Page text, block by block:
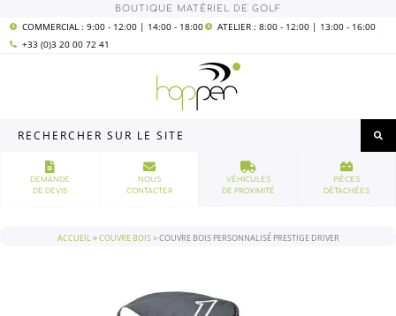
contenu
BOUTIQUE MATÉRIEL DE GOLF
COMMERCIAL : 9:00 - 12:00 | 14:00 - 18:00
ATELIER : 8:00 - 12:00 | 13:00 - 16:00
+33 (0)3 20 00 72 41
DEMANDE
DE DEVIS
NOUS
CONTACTER
VÉHICULES
DE PROXIMITÉ
PIÈCES
DÉTACHÉES
ACCUEIL>COUVRE BOIS>COUVRE BOIS PERSONNALISÉ PRESTIGE DRIVER
Couvre
bois
personnalisé